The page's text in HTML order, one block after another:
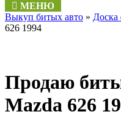
МЕНЮ
Выкуп битых авто » Доска
626 1994
Продаю
Mazda 626